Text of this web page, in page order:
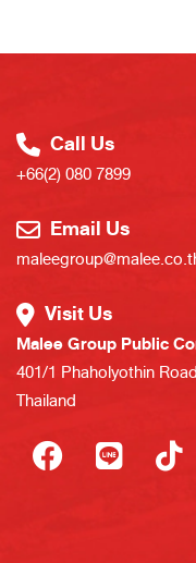
Call Us
+66(2) 080 7899
Email Us
Visit Us
Malee Group Public
401/1 Phaholyothin
Thailand